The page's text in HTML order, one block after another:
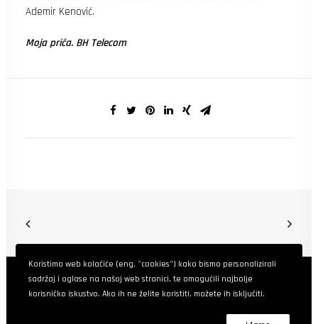
Ademir Kenović.
Moja priča. BH Telecom
Koristimo web kolačiće (eng. "cookies") kako bismo personalizirali
sadržaj i oglase na našoj web stranici, te omogućili najbolje
korisničko iskustvo. Ako ih ne želite koristiti, možete ih isključiti.